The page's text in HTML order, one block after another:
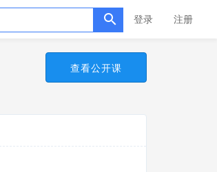
登录 注册
查看公开课